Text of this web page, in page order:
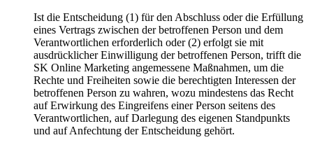
Ist die Entscheidung (1) für den Abschluss oder die Erfüllung
eines Vertrags zwischen der betroffenen Person und dem
Verantwortlichen erforderlich oder (2) erfolgt sie mit
ausdrücklicher Einwilligung der betroffenen Person, trifft die
SK Online Marketing angemessene Maßnahmen, um die
Rechte und Freiheiten sowie die berechtigten Interessen der
betroffenen Person zu wahren, wozu mindestens das Recht
auf Erwirkung des Eingreifens einer Person seitens des
Verantwortlichen, auf Darlegung des eigenen Standpunkts
und auf Anfechtung der Entscheidung gehört.